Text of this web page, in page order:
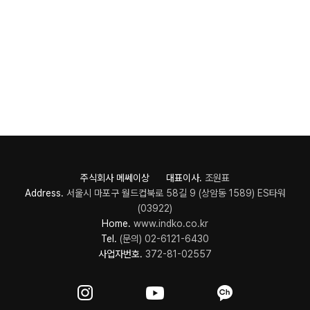
주식회사 메쎄이상 대표이사. 조원표
Address. 서울시 마포구 월드컵북로 58길 9 (상암동 1589) ES타워
(03922)
Home. www.indko.co.kr
Tel. (문의) 02-6121-6430
사업자번호. 372-81-02557